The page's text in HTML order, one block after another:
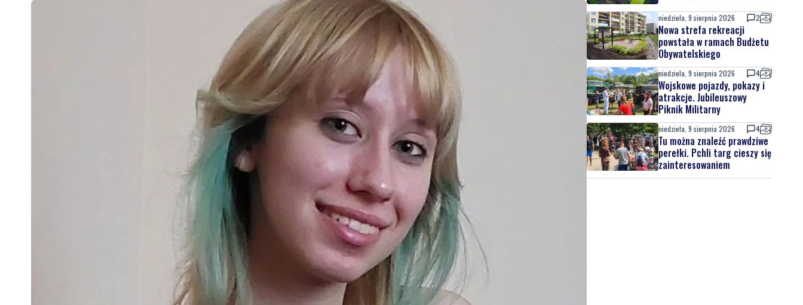
niedziela, 9 sierpnia 2026 2
Nowa strefa rekreacji
powstała w ramach Budżetu
Obywatelskiego
niedziela, 9 sierpnia 2026 4
Wojskowe pojazdy, pokazy i
atrakcje. Jubileuszowy
Piknik Militarny
niedziela, 9 sierpnia 2026 4
Tu można znaleźć prawdziwe
perełki. Pchli targ cieszy się
zainteresowaniem